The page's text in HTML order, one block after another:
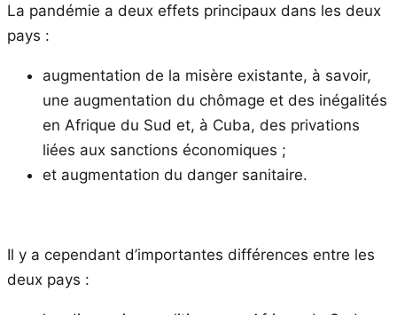
La pandémie a deux effets principaux dans les deux
pays :
augmentation de la misère existante, à savoir,
une augmentation du chômage et des inégalités
en Afrique du Sud et, à Cuba, des privations
liées aux sanctions économiques ;
et augmentation du danger sanitaire.
Il y a cependant d’importantes différences entre les
deux pays :